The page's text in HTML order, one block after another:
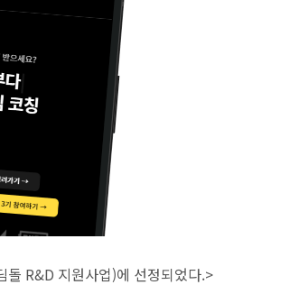
돌 R&D 지원사업)에 선정되었다.>